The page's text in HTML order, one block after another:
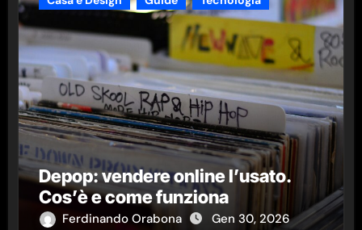
Depop: vendere online l’usato.
Cos’è e come funziona
Ferdinando Orabona Gen 30, 2026